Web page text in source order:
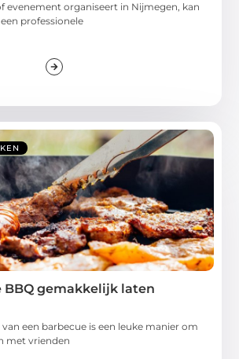
evenement organiseert in Nijmegen, kan
professionele
BBQ gemakkelijk laten
een barbecue is een leuke manier om
met vrienden